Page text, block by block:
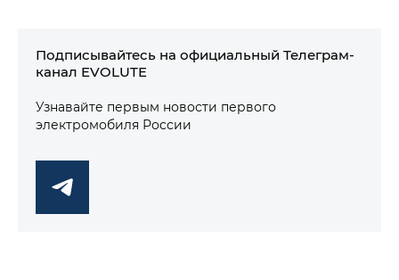
Подписывайтесь на официальный Телеграм-
канал EVOLUTE
Узнавайте первым новости первого
электромобиля России